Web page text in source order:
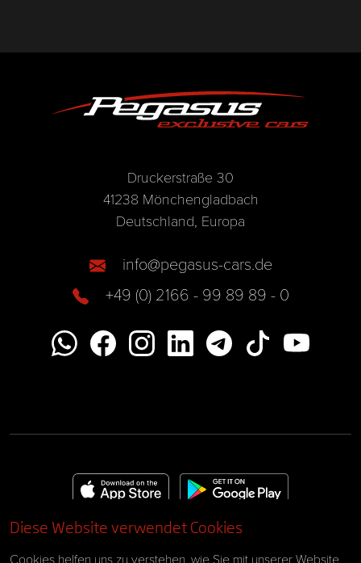
Diese Website verwendet Cookies
Cookies helfen uns zu verstehen, wie Sie mit unserer Website
Druckerstraße 30
41238 Mönchengladbach
Deutschland, Europa
info@pegasus-cars.de
+49 (0) 2166 - 99 89 89 - 0
Impressum
AGB